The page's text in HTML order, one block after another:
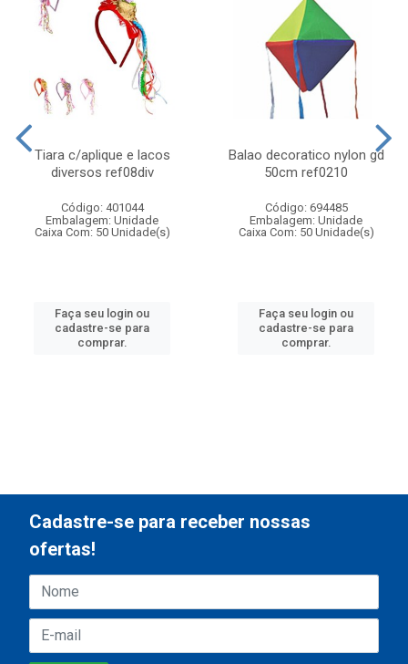
Tiara c/aplique e lacos
diversos ref08div
Código: 401044
Embalagem: Unidade
Caixa Com: 50 Unidade(s)
Faça seu login ou
cadastre-se para
comprar.
Balao decoratico nylon gd
50cm ref0210
Código: 694485
Embalagem: Unidade
Caixa Com: 50 Unidade(s)
Faça seu login ou
cadastre-se para
comprar.
Cadastre-se para receber nossas
ofertas!